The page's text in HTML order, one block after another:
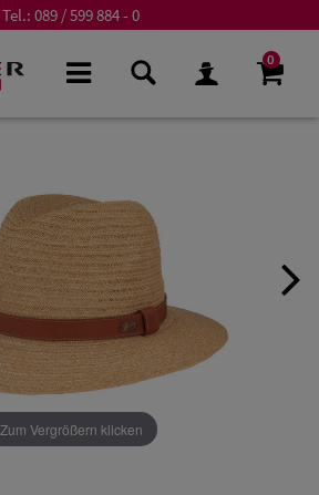
Tel.: 089 / 599 884 - 0
0
Zum Vergrößern klicken